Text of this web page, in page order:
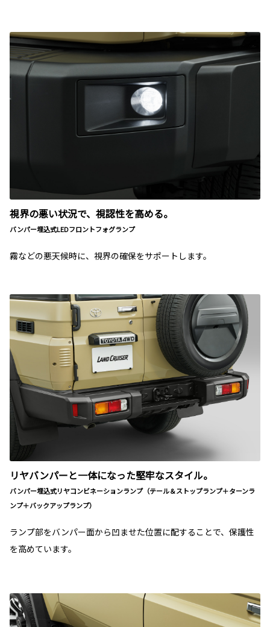
視界の悪い状況で、視認性を高める。
バンパー埋込式LEDフロントフォグランプ
霧などの悪天候時に、視界の確保をサポートします。
リヤバンパーと一体になった堅牢なスタイル。
バンパー埋込式リヤコンビネーションランプ（テール＆ストップランプ＋ターンラ
ンプ＋バックアップランプ）
ランプ部をバンパー面から凹ませた位置に配することで、保護性
を高めています。